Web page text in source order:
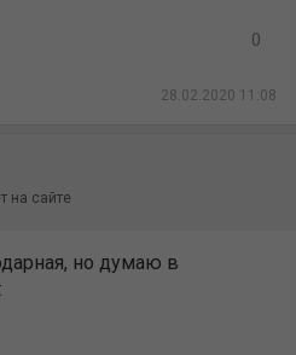
28.02.2020 11:08
0
на сайте
но думаю в